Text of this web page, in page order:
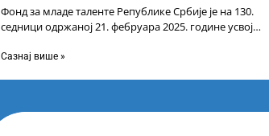
Фонд за младе таленте Републике Србије је на 130.
седници одржаној 21. фебруара 2025. године усвојио
Сазнај више »